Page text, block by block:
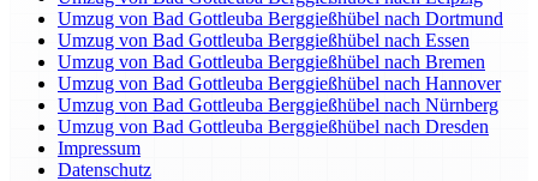
Umzug von Bad Gottleuba Berggießhübel nach Dortmund
Umzug von Bad Gottleuba Berggießhübel nach Essen
Umzug von Bad Gottleuba Berggießhübel nach Bremen
Umzug von Bad Gottleuba Berggießhübel nach Hannover
Umzug von Bad Gottleuba Berggießhübel nach Nürnberg
Umzug von Bad Gottleuba Berggießhübel nach Dresden
Impressum
Datenschutz